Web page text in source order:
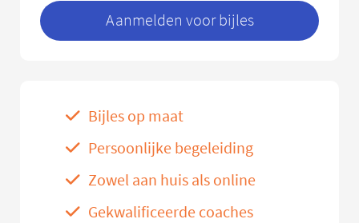
Aanmelden voor bijles
Bijles op maat
Persoonlijke begeleiding
Zowel aan huis als online
Gekwalificeerde coaches